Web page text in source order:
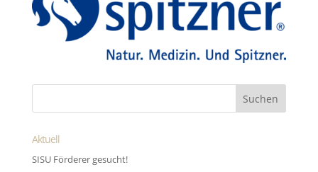
Aktuell
SISU Förderer gesucht!